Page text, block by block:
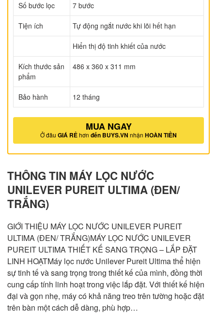
Số bước lọc 7 bước
Tiện ích Tự động ngắt nước khi lõi hết hạn
Hiển thị độ tinh khiết của nước
Kích thước sản
phẩm
486 x 360 x 311 mm
Bảo hành 12 tháng
MUA NGAY
Ở đâu GIÁ RẺhơn đến BUYS.VN nhận HOÀN TIỀN
THÔNG TIN MÁY LỌC NƯỚC
UNILEVER PUREIT ULTIMA (ĐEN/
TRẮNG)
GIỚI THIỆU MÁY LỌC NƯỚC UNILEVER PUREIT
ULTIMA (ĐEN/ TRẮNG)MÁY LỌC NƯỚC UNILEVER
PUREIT ULTIMA THIẾT KẾ SANG TRỌNG – LẮP ĐẶT
LINH HOẠTMáy lọc nước Unilever Pureit Ultima thể hiện
sự tinh tế và sang trọng trong thiết kế của mình, đồng thời
cung cấp tính linh hoạt trong việc lắp đặt. Với thiết kế hiện
đại và gọn nhẹ, máy có khả năng treo trên tường hoặc đặt
trên bàn một cách dễ dàng, phù hợp…